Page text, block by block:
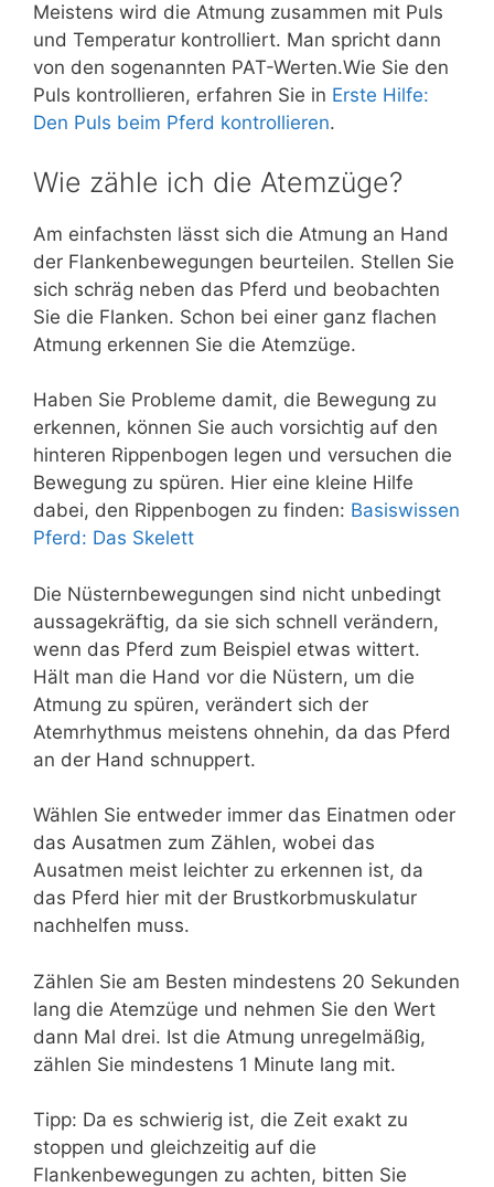
Meistens wird die Atmung zusammen mit Puls
und Temperatur kontrolliert. Man spricht dann
von den sogenannten PAT-Werten.Wie Sie den
Puls kontrollieren, erfahren Sie in Erste Hilfe:
Den Puls beim Pferd kontrollieren.
Wie zähle ich die Atemzüge?
Am einfachsten lässt sich die Atmung an Hand
der Flankenbewegungen beurteilen. Stellen Sie
sich schräg neben das Pferd und beobachten
Sie die Flanken. Schon bei einer ganz flachen
Atmung erkennen Sie die Atemzüge.
Haben Sie Probleme damit, die Bewegung zu
erkennen, können Sie auch vorsichtig auf den
hinteren Rippenbogen legen und versuchen die
Bewegung zu spüren. Hier eine kleine Hilfe
dabei, den Rippenbogen zu finden: Basiswissen
Pferd: Das Skelett
Die Nüsternbewegungen sind nicht unbedingt
aussagekräftig, da sie sich schnell verändern,
wenn das Pferd zum Beispiel etwas wittert.
Hält man die Hand vor die Nüstern, um die
Atmung zu spüren, verändert sich der
Atemrhythmus meistens ohnehin, da das Pferd
an der Hand schnuppert.
Wählen Sie entweder immer das Einatmen oder
das Ausatmen zum Zählen, wobei das
Ausatmen meist leichter zu erkennen ist, da
das Pferd hier mit der Brustkorbmuskulatur
nachhelfen muss.
Zählen Sie am Besten mindestens 20 Sekunden
lang die Atemzüge und nehmen Sie den Wert
dann Mal drei. Ist die Atmung unregelmäßig,
zählen Sie mindestens 1 Minute lang mit.
Tipp: Da es schwierig ist, die Zeit exakt zu
stoppen und gleichzeitig auf die
Flankenbewegungen zu achten, bitten Sie